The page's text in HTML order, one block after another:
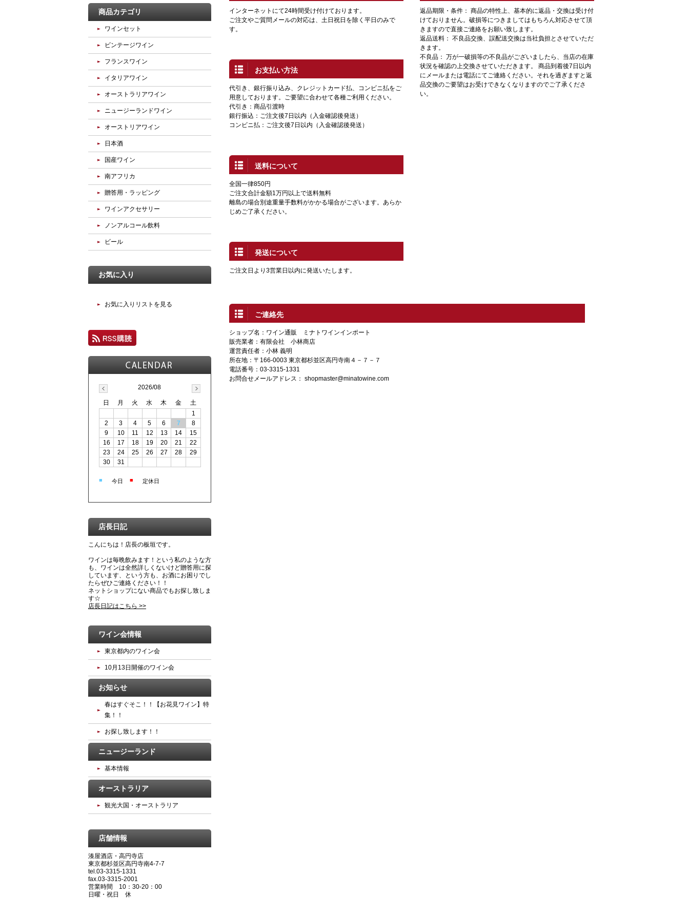
インターネットにて24時間受け付けております。
ご注文やご質問メールの対応は、土日祝日を除く平日のみで
す。
お支払い方法
代引き、銀行振り込み、クレジットカード払、コンビニ払をご
用意しております。ご要望に合わせて各種ご利用ください。
代引き：商品引渡時
銀行振込：ご注文後7日以内（入金確認後発送）
コンビニ払：ご注文後7日以内（入金確認後発送）
送料について
全国一律850円
ご注文合計金額1万円以上で送料無料
離島の場合別途重量手数料がかかる場合がございます。あらか
じめご了承ください。
発送について
ご注文日より3営業日以内に発送いたします。
返品期限・条件： 商品の特性上、基本的に返品・交換は受け付
けておりません。破損等につきましてはもちろん対応させて頂
きますので直接ご連絡をお願い致します。
返品送料： 不良品交換、誤配送交換は当社負担とさせていただ
きます。
不良品： 万が一破損等の不良品がございましたら、当店の在庫
状況を確認の上交換させていただきます。 商品到着後7日以内
にメールまたは電話にてご連絡ください。それを過ぎますと返
品交換のご要望はお受けできなくなりますのでご了承くださ
い。
ご連絡先
ショップ名：ワイン通販 ミナトワインインポート
販売業者：有限会社 小林商店
運営責任者：小林 義明
所在地：〒166-0003 東京都杉並区高円寺南４－７－７
電話番号：03-3315-1331
お問合せメールアドレス： shopmaster@minatowine.com
商品カテゴリ
ワインセット
ビンテージワイン
フランスワイン
イタリアワイン
オーストラリアワイン
ニュージーランドワイン
オーストリアワイン
日本酒
国産ワイン
南アフリカ
贈答用・ラッピング
ワインアクセサリー
ノンアルコール飲料
ビール
お気に入り
お気に入りリストを見る
2026/08
日 月 火 水 木 金
土
1
2
3 4 5 6 7
8
9
10 11 12 13 14
15
16
17 18 19 20 21
22
23
24 25 26 27 28
29
30
31
■ 今日 ■ 定休日
店長日記
こんにちは！店長の板垣です。
ワインは毎晩飲みます！という私のような方
も、ワインは全然詳しくないけど贈答用に探
しています、という方も、お酒にお困りでし
たらぜひご連絡ください！！
ネットショップにない商品でもお探し致しま
す☆
店長日記はこちら >>
ワイン会情報
東京都内のワイン会
10月13日開催のワイン会
お知らせ
春はすぐそこ！！【お花見ワイン】特
集！！
お探し致します！！
ニュージーランド
基本情報
オーストラリア
観光大国・オーストラリア
店舗情報
湊屋酒店・高円寺店
東京都杉並区高円寺南4-7-7
tel.03-3315-1331
fax.03-3315-2001
営業時間 10：30‐20：00
日曜・祝日 休